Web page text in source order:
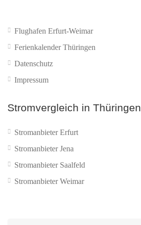
Flughafen Erfurt-Weimar
Ferienkalender Thüringen
Datenschutz
Impressum
Stromvergleich in Thüringen
Stromanbieter Erfurt
Stromanbieter Jena
Stromanbieter Saalfeld
Stromanbieter Weimar